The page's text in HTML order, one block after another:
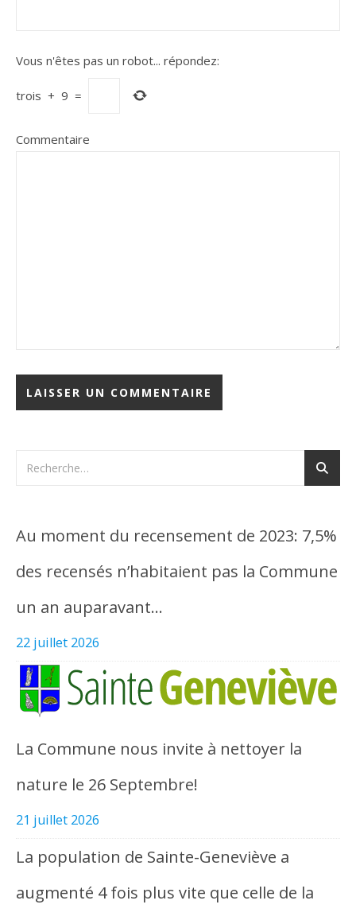
Vous n'êtes pas un robot... répondez:
trois + 9 =
Commentaire
Au moment du recensement de 2023: 7,5%
des recensés n’habitaient pas la Commune
un an auparavant…
22 juillet 2026
La Commune nous invite à nettoyer la
nature le 26 Septembre!
21 juillet 2026
La population de Sainte-Geneviève a
augmenté 4 fois plus vite que celle de la